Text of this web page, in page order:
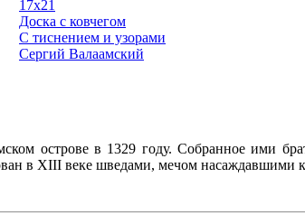
17х21
Доска с ковчегом
С тиснением и узорами
Сергий Валаамский
острове в 1329 году. Собранное ими
в XIII веке шведами, мечом